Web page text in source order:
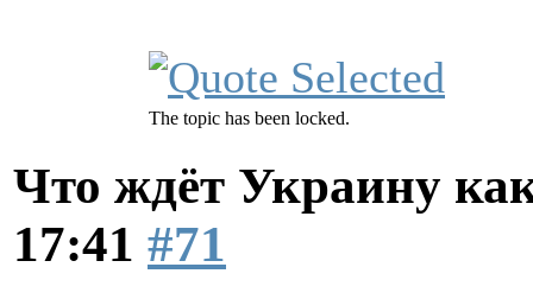
The topic has been locked.
Что ждёт Украину
17:41 #71